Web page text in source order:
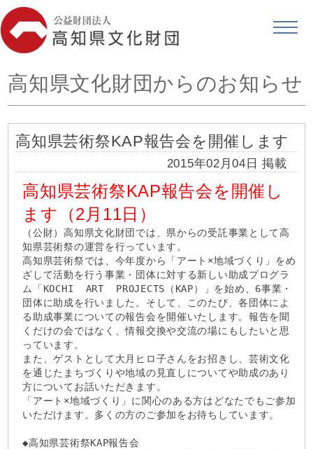
高知県文化財団からのお知らせ
高知県芸術祭KAP報告会を開催します
2015年02月04日 掲載
高知県芸術祭KAP報告会を開催し
ます（2月11日）
（公財）高知県文化財団では、県からの受託事業として高
知県芸術祭の運営を行っています。
高知県芸術祭では、今年度から「アート×地域づくり」をめ
ざして活動を行う事業・団体に対する新しい助成プログラ
ム「KOCHI ART PROJECTS（KAP）」を始め、6事業・
団体に助成を行いました。そして、このたび、各団体によ
る助成事業についての報告会を開催いたします。報告を聞
くだけの会ではなく、情報交換や交流の場にもしたいと思
っています。
また、ゲストとして大月ヒロ子さんをお招きし、芸術文化
を通じたまちづくりや地域の見直しについてや助成のあり
方についてお話いただきます。
「アート×地域づくり」に関心のある方はどなたでもご参加
いただけます。多くの方のご参加をお待ちしています。
◆高知県芸術祭KAP報告会